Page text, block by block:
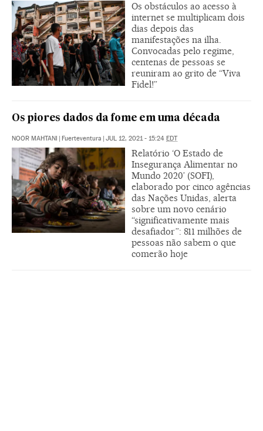
Os obstáculos ao acesso à
internet se multiplicam dois
dias depois das
manifestações na ilha.
Convocadas pelo regime,
centenas de pessoas se
reuniram ao grito de “Viva
Fidel!”
Os piores dados da fome em uma década
NOOR MAHTANI | Fuerteventura | JUL 12, 2021 - 15:24 EDT
Relatório ‘O Estado de
Insegurança Alimentar no
Mundo 2020’ (SOFI),
elaborado por cinco agências
das Nações Unidas, alerta
sobre um novo cenário
“significativamente mais
desafiador”: 811 milhões de
pessoas não sabem o que
comerão hoje